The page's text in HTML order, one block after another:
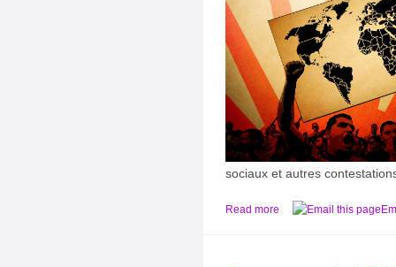
sociaux et autres
Read more